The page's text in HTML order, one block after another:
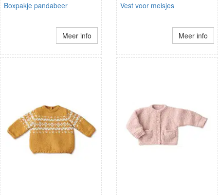
Boxpakje pandabeer
Meer info
Vest voor meisjes
Meer info